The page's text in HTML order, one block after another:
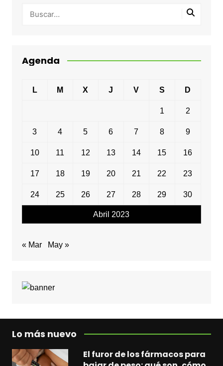
Agenda
Abril 2023
L M X J V S D
1 2
3 4 5 6 7 8 9
10 11 12 13 14 15 16
17 18 19 20 21 22 23
24 25 26 27 28 29 30
« Mar May »
Lo más nuevo
El furor de los fármacos para